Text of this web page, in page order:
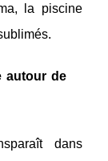
la piscine
autour de
dans